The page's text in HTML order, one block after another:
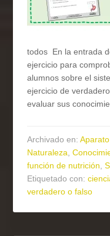
todos En la entrada
ejercicio para
alumnos sobre el
ejercicio de
evaluar sus
Archivado en:
Naturaleza,
función de nutrición,
Etiquetado con:
verdadero o falso